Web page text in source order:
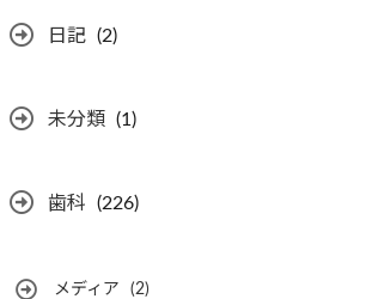
日記 (2)
未分類 (1)
歯科 (226)
メディア (2)